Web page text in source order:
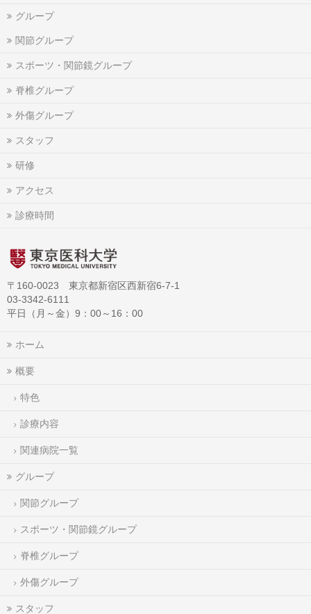
グループ
関節グループ
スポーツ・関節鏡グループ
脊椎グループ
外傷グループ
スタッフ
研修
アクセス
診療時間
〒160-0023 東京都新宿区西新宿6-7-1
03-3342-6111
平日（月～金）9：00～16：00
ホーム
概要
特色
診療内容
関連病院一覧
グループ
関節グループ
スポーツ・関節鏡グループ
脊椎グループ
外傷グループ
スタッフ